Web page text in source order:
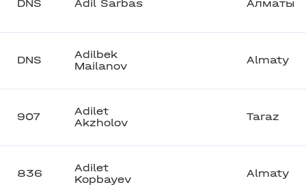
DNS Adil Sarbas Алматы
DNS
Adilbek
Mailanov
Almaty
907
Adilet
Akzholov
Taraz
836
Adilet
Kopbayev
Almaty